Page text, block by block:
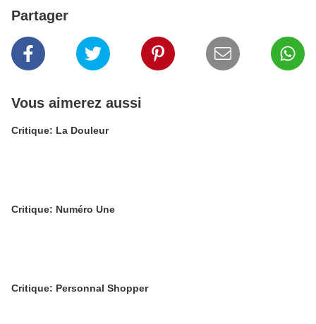
Partager
Vous aimerez aussi
Critique: La Douleur
Critique: Numéro Une
Critique: Personnal Shopper